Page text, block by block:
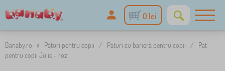
0 lei
Banaby.ro » Paturi pentru copii / Paturi cu barieră pentru copii /
Pat
pentru copii Julie - roz